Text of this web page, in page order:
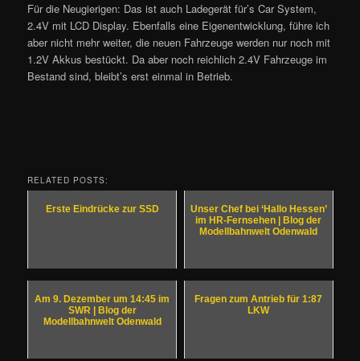
Für die Neugierigen: Das ist auch Ladegerät für’s Car System,
2.4V mit LCD Display. Ebenfalls eine Eigenentwicklung, führe ich
aber nicht mehr weiter, die neuen Fahrzeuge werden nur noch mit
1.2V Akkus bestückt. Da aber noch reichlich 2.4V Fahrzeuge im
Bestand sind, bleibt’s erst einmal in Betrieb.
RELATED POSTS:
Erste Eindrücke zur SSD
Unser Chef bei ‘Hallo Hessen’
im HR-Fernsehen | Blog der
Modellbahnwelt Odenwald
Am 9. Dezember um 14:45 im
SWR | Blog der
Modellbahnwelt Odenwald
Fragen zum Antrieb für 1:87
LKW